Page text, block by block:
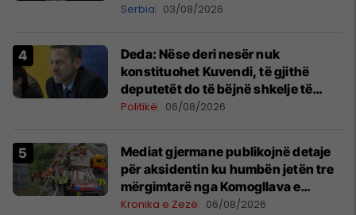
shpall gjendjen e luftës
Serbia 03/08/2026
Deda: Nëse deri nesër nuk
konstituohet Kuvendi, të gjithë
deputetët do të bëjnë shkelje të
rëndë kushtetuese
Politikë 06/08/2026
Mediat gjermane publikojnë detaje
për aksidentin ku humbën jetën tre
mërgimtarë nga Komogllava e
Ferizajt
Kronika e Zezë 06/08/2026